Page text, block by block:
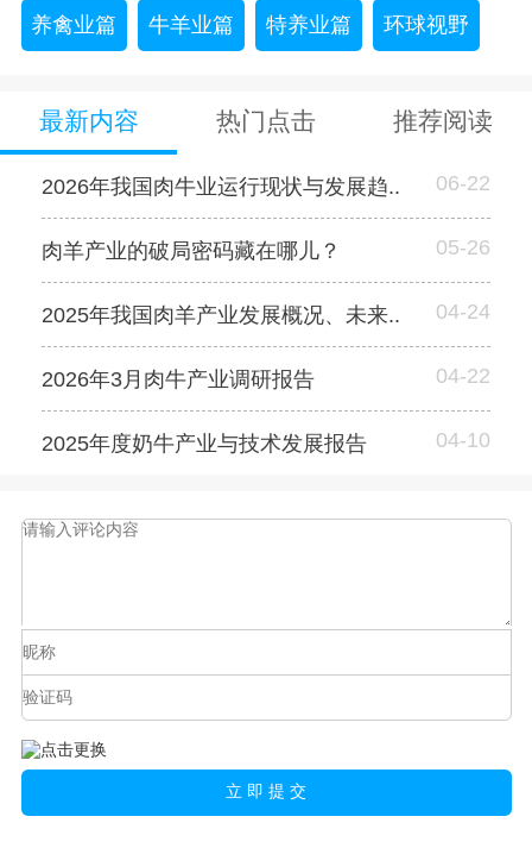
养禽业篇 牛羊业篇 特养业篇 环球视野
最新内容 热门点击 推荐阅读
2026年我国肉牛业运行现状与发展趋.. 06-22
肉羊产业的破局密码藏在哪儿？ 05-26
2025年我国肉羊产业发展概况、未来.. 04-24
2026年3月肉牛产业调研报告 04-22
2025年度奶牛产业与技术发展报告 04-10